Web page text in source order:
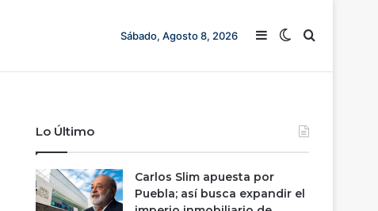
Sábado, Agosto 8, 2026 Barra lateral
Switch skin
Buscar
Lo Último
Carlos Slim apuesta por
Puebla; así busca expandir el